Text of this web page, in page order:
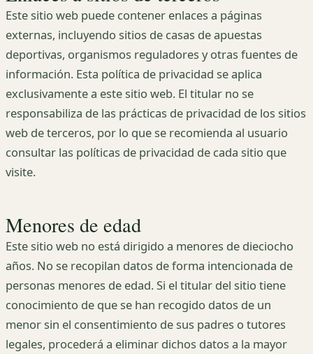
Este sitio web puede contener enlaces a páginas
externas, incluyendo sitios de casas de apuestas
deportivas, organismos reguladores y otras fuentes de
información. Esta política de privacidad se aplica
exclusivamente a este sitio web. El titular no se
responsabiliza de las prácticas de privacidad de los sitios
web de terceros, por lo que se recomienda al usuario
consultar las políticas de privacidad de cada sitio que
visite.
Menores de edad
Este sitio web no está dirigido a menores de dieciocho
años. No se recopilan datos de forma intencionada de
personas menores de edad. Si el titular del sitio tiene
conocimiento de que se han recogido datos de un
menor sin el consentimiento de sus padres o tutores
legales, procederá a eliminar dichos datos a la mayor